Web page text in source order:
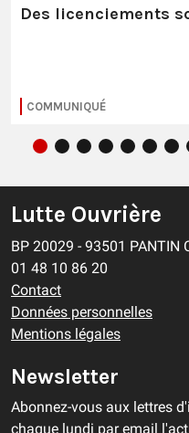
Des licenciements
COMMUNIQUÉ
Lutte Ouvrière
BP 20029 - 93501 PANTIN
01 48 10 86 20
Contact
Données personnelles
Mentions légales
Newsletter
Abonnez-vous aux lettres
chaque lundi par email